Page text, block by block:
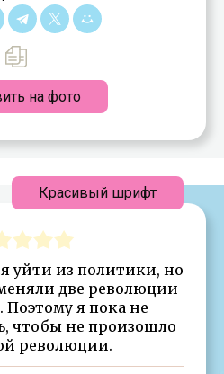
на фото
уйти из политики, но
две революции
Поэтому я пока не
чтобы не произошло
революции.
Красивый шрифт